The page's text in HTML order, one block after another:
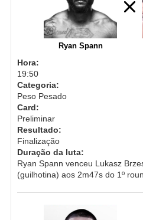
Ryan Spann
Hora:
19:50
Categoria:
Peso Pesado
Card:
Preliminar
Resultado:
Finalização
Duração da luta:
Ryan Spann venceu Lukasz
(guilhotina) aos 2m47s do 1º